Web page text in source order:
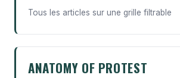
Tous les articles sur une grille filtrable
ANATOMY OF PROTEST